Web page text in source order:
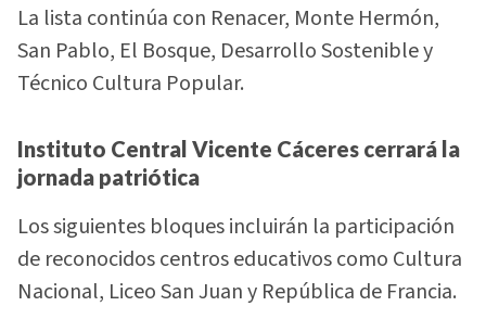
La lista continúa con Renacer, Monte Hermón,
San Pablo, El Bosque, Desarrollo Sostenible y
Técnico Cultura Popular.
Instituto Central Vicente Cáceres cerrará la
jornada patriótica
Los siguientes bloques incluirán la participación
de reconocidos centros educativos como Cultura
Nacional, Liceo San Juan y República de Francia.